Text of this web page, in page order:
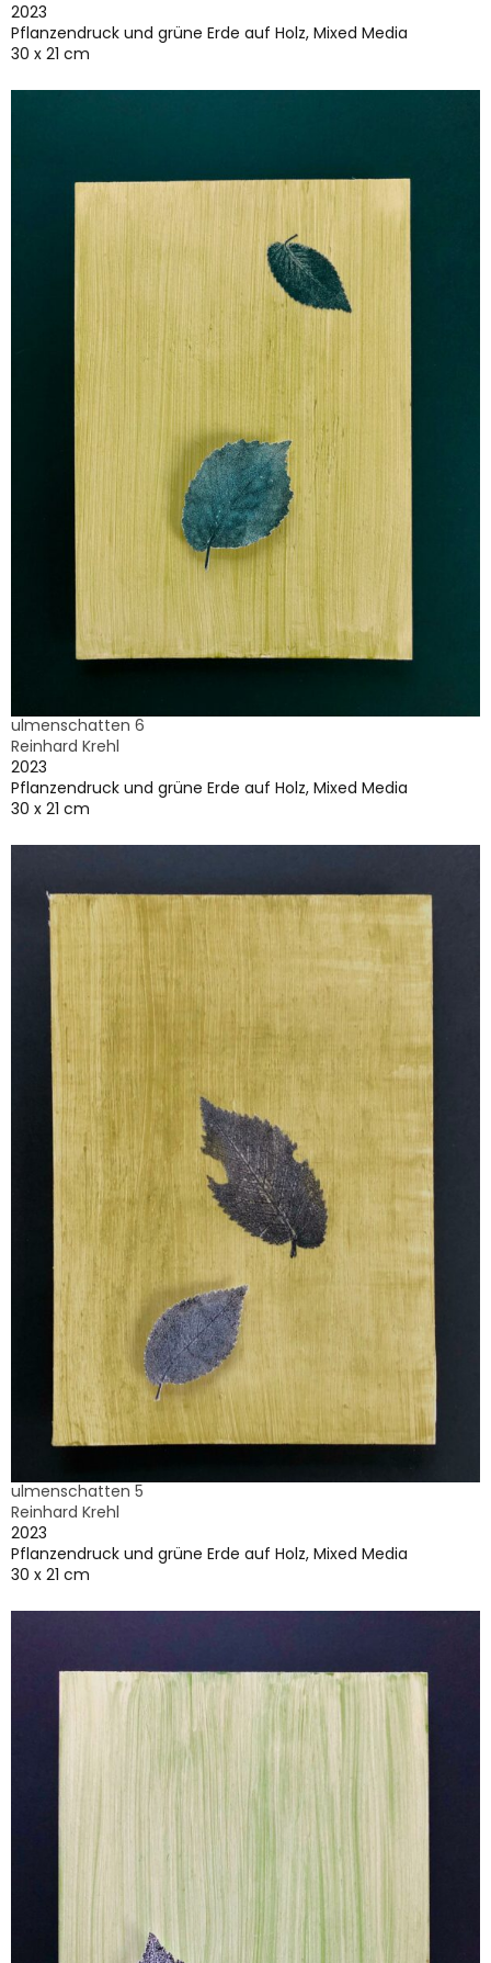
2023
Pflanzendruck und grüne Erde auf Holz, Mixed Media
30 x 21 cm
ulmenschatten 6
Reinhard Krehl
2023
Pflanzendruck und grüne Erde auf Holz, Mixed Media
30 x 21 cm
ulmenschatten 5
Reinhard Krehl
2023
Pflanzendruck und grüne Erde auf Holz, Mixed Media
30 x 21 cm